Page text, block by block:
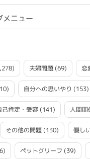
メニュー
夫婦問題(69) 恋
自分への思いやり (153)
己肯定・受容(141) 人間関
その他の問題(130) 優し
ペットグリーフ (39)